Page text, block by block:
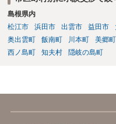
島根県内
松江市
浜田市 出雲市 益田市
奥出雲町
飯南町 川本町 美郷町
西ノ島町
知夫村 隠岐の島町